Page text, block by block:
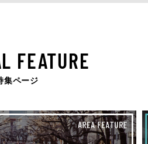
FEATURE
集ページ